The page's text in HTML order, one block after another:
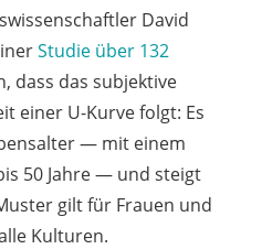
David
Studie über 132
dass das subjektive
einer U-Kurve folgt: Es
— mit einem
50 Jahre — und steigt
gilt für Frauen und
Kulturen.